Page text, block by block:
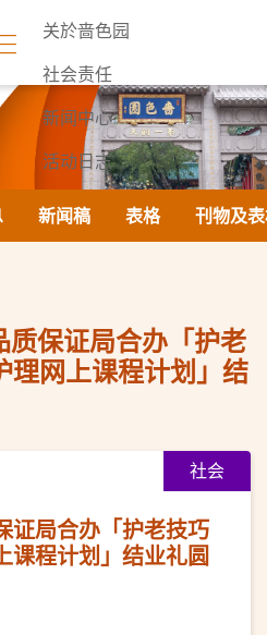
关於啬色园
社会责任
新闻中心
活动日志
联络我们
新闻稿 表格 刊物及
质保证局合办「护老
理网上课程计划」结
社会
证局合办「护老技巧
课程计划」结业礼圆